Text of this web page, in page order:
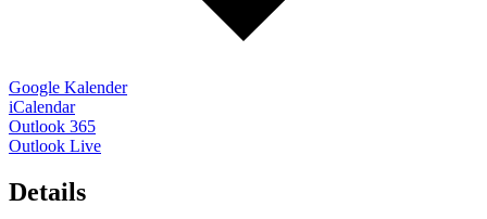
Google Kalender
iCalendar
Outlook 365
Outlook Live
Details